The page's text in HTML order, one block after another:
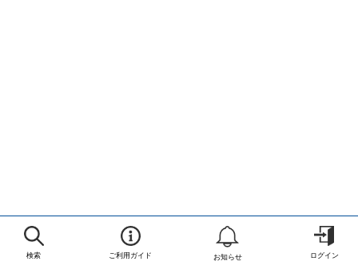
検索 ご利用ガイド お知らせ ログイン